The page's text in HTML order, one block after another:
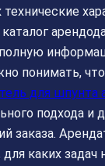
понимать, что
для шпунта
подхода и
заказа.
каких задач